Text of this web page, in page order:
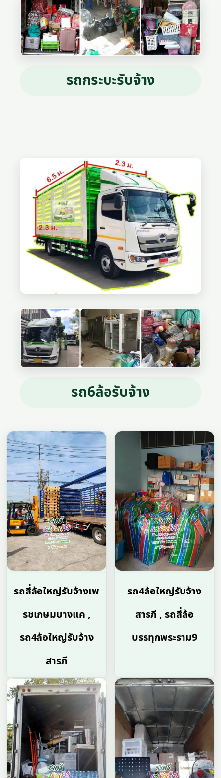
รถกระบะรับจ้าง
รถ6ล้อรับจ้าง
รถสี่ล้อใหญ่รับจ้างเพ
รชเกษมบางแค ,
รถ4ล้อใหญ่รับจ้าง
สารภี
รถ4ล้อใหญ่รับจ้าง
สารภี , รถสี่ล้อ
บรรทุกพระราม9